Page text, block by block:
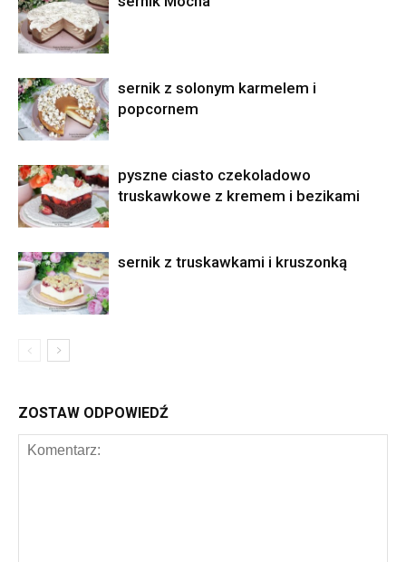
sernik z solonym karmelem i
popcornem
pyszne ciasto czekoladowo
truskawkowe z kremem i bezikami
sernik z truskawkami i kruszonką
ZOSTAW ODPOWIEDŹ